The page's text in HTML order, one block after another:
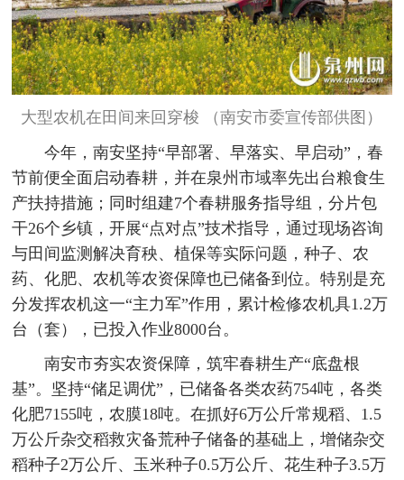
大型农机在田间来回穿梭 （南安市委宣传部供图）
今年，南安坚持“早部署、早落实、早启动”，春
节前便全面启动春耕，并在泉州市域率先出台粮食生
产扶持措施；同时组建7个春耕服务指导组，分片包
干26个乡镇，开展“点对点”技术指导，通过现场咨询
与田间监测解决育秧、植保等实际问题，种子、农
药、化肥、农机等农资保障也已储备到位。特别是充
分发挥农机这一“主力军”作用，累计检修农机具1.2万
台（套），已投入作业8000台。
南安市夯实农资保障，筑牢春耕生产“底盘根
基”。坚持“储足调优”，已储备各类农药754吨，各类
化肥7155吨，农膜18吨。在抓好6万公斤常规稻、1.5
万公斤杂交稻救灾备荒种子储备的基础上，增储杂交
稻种子2万公斤、玉米种子0.5万公斤、花生种子3.5万